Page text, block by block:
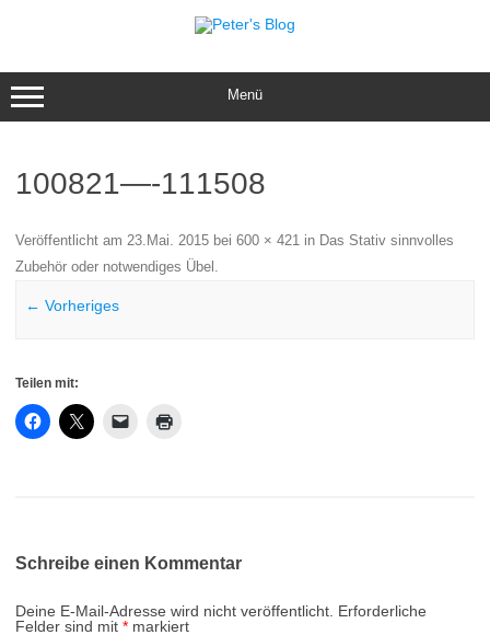
Menü
100821—-111508
Veröffentlicht am 23.Mai. 2015 bei 600 × 421 in Das Stativ sinnvolles
Zubehör oder notwendiges Übel .
← Vorheriges
Teilen mit:
Schreibe einen Kommentar
Deine E-Mail-Adresse wird nicht veröffentlicht. Erforderliche
Felder sind mit * markiert